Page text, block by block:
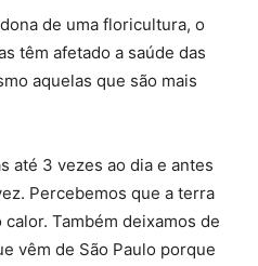
de uma floricultura, o
têm afetado a saúde das
aquelas que são mais
até 3 vezes ao dia e antes
Percebemos que a terra
Também deixamos de
vêm de São Paulo porque